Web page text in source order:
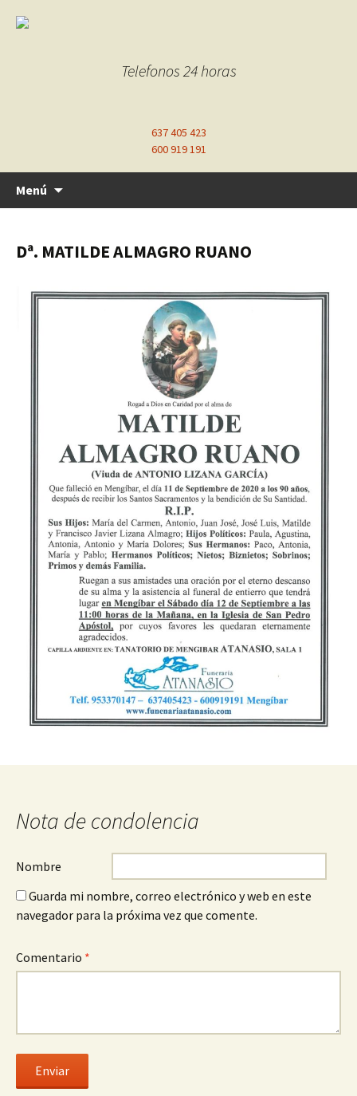
Telefonos 24 horas
637 405 423
600 919 191
Menú
Dª. MATILDE ALMAGRO RUANO
Nota de condolencia
Nombre
Guarda mi nombre, correo electrónico y web en este
navegador para la próxima vez que comente.
Comentario *